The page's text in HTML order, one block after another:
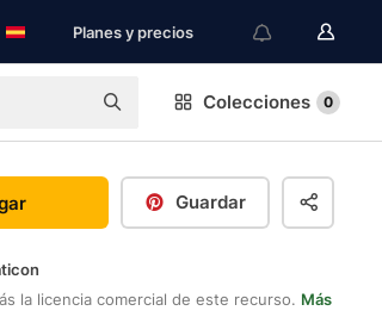
Planes y precios
Colecciones 0
Guardar
la licencia comercial de este recurso. Más